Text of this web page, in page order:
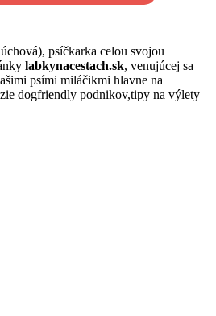
psíčkarka celou svojou
labkynacestach.sk, venujúcej sa
psími miláčikmi hlavne na
dogfriendly podnikov,tipy na výlety